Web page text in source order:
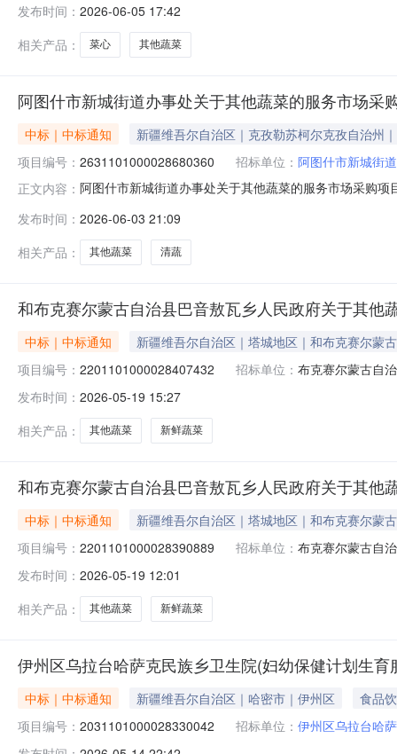
项目所在行政区划编码:650502项目所在行政区划名称:
发布时间： 2026-06-05 17:42
相关产品：
菜心 其他蔬菜
阿图什市新城街道办事处关于其他蔬菜的服务市场采
中标｜中标通知
新疆维吾尔自治区｜克孜勒苏柯尔克孜自治州
项目编号： 2631101000028680360 招标单位： 阿图什市新城街
正文内容： 阿图什市新城街道办事处关于其他蔬菜的服务市场采购
政区划编码:653001项目所在行政区划名称:新疆维吾尔
发布时间： 2026-06-03 21:09
相关产品：
其他蔬菜 清蔬
和布克赛尔蒙古自治县巴音敖瓦乡人民政府关于其他
中标｜中标通知
新疆维吾尔自治区｜塔城地区｜和布克赛尔蒙
项目编号： 2201101000028407432 招标单位： 布克赛尔蒙古自
发布时间： 2026-05-19 15:27
相关产品：
其他蔬菜 新鲜蔬菜
和布克赛尔蒙古自治县巴音敖瓦乡人民政府关于其他
中标｜中标通知
新疆维吾尔自治区｜塔城地区｜和布克赛尔蒙
项目编号： 2201101000028390889 招标单位： 布克赛尔蒙古自
发布时间： 2026-05-19 12:01
相关产品：
其他蔬菜 新鲜蔬菜
伊州区乌拉台哈萨克民族乡卫生院(妇幼保健计划生
中标｜中标通知 新疆维吾尔自治区｜哈密市｜伊州区
食品
项目编号： 2031101000028330042 招标单位： 伊州区乌拉台哈